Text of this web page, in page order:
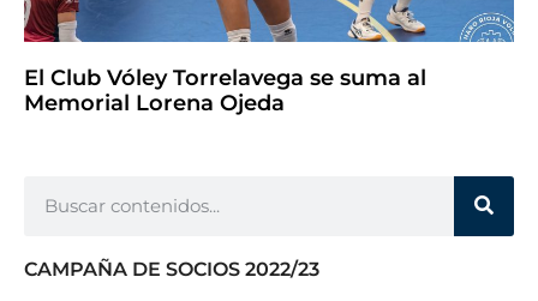
El Club Vóley Torrelavega se suma al
Memorial Lorena Ojeda
CAMPAÑA DE SOCIOS 2022/23